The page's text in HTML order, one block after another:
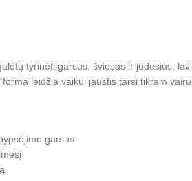
tyrinėti garsus, šviesas ir judesius,
leidžia vaikui jaustis tarsi tikram
garsus